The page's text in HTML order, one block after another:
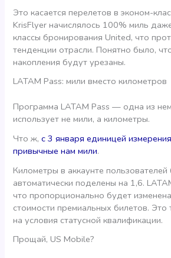
Это касается перелетов в эконом-
KrisFlyer начислялось 100% миль
классы бронирования United, что
тенденции отрасли. Понятно было,
накопления будут урезаны.
LATAM Pass: мили вместо километров
Программа LATAM Pass — одна из
использует не мили, а километры.
Что ж,с 3 января единицей
привычные нам мили.
Километры в аккаунте пользователей
автоматически поделены на 1,6.
что пропорционально будет
стоимости премиальных билетов. Это
на условия статусной квалификации.
Прощай, US Mobile?